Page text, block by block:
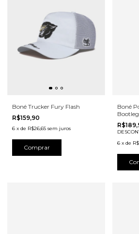
Boné Trucker Fury Flash
R$159,90
6 x de R$26,65 sem juros
Comprar
Boné
Bootleg
6 x de